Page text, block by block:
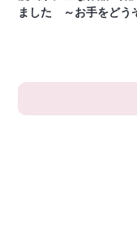
ました ～お手をどう